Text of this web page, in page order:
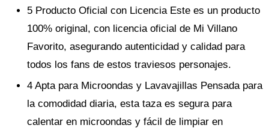
5 Producto Oficial con Licencia Este es un producto
100% original, con licencia oficial de Mi Villano
Favorito, asegurando autenticidad y calidad para
todos los fans de estos traviesos personajes.
4 Apta para Microondas y Lavavajillas Pensada para
la comodidad diaria, esta taza es segura para
calentar en microondas y fácil de limpiar en